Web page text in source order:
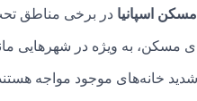
مسکن اسپانیا در برخی مناطق
به ویژه در شهرهایی
شدید خانه‌های موجود مواجه